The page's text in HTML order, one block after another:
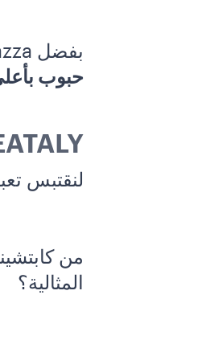
بفضل Lavazza، يمكن لـ Eataly أن تقدم لعملائها تجربة قهوة إيطالية أصيلة من خلال الحصول على
حبوب
لنقتبس
من
المثالية؟